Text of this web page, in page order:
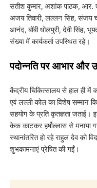
सतीश कुमार, अशांक पाठक, आर.
अजय तिवारी, लल्लन सिंह, संजय
आनंद, बॉबी धोलपुरी, देवी सिंह,
संख्या में कार्यकर्ता उपस्थित रहे।
​पदोन्नति पर आभार और
​केंद्रीय चिकित्सालय से हाल ही में
एवं लल्ली कोल का विशेष सम्मान
सहयोग के प्रति कृतज्ञता जताई।
केक काटकर हर्षोल्लास से मनाया
स्थानांतरित हो रहे राहुल देव को
शुभकामनाएं प्रेषित की गईं।